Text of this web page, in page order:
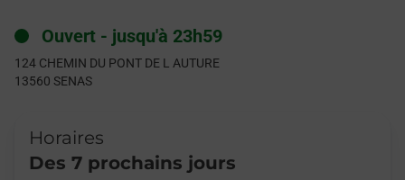
Ouvert - jusqu'à 23h59
124 CHEMIN DU PONT DE L AUTURE
13560 SENAS
Horaires
Des 7 prochains jours